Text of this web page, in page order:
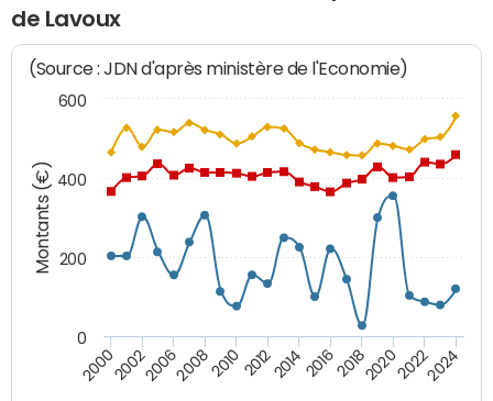
de Lavoux
Montants (€)
(Source : JDN d'après ministère de l'Economie)
20002002200620082010 2012201420162018202020222024
0
200
400
600